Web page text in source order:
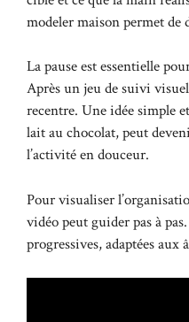
modelermaison permet de
La pause est essentielle
Après un jeu de suivi
recentre. Une idée simple
lait au chocolat, peut
l’activité en douceur.
Pour visualiser
vidéo peut guider pas à
progressives, adaptées aux